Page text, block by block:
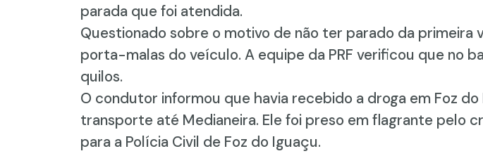
parada que foi atendida.
Questionado sobre o motivo de não ter parado da primeira
porta-malas do veículo. A equipe da PRF verificou que no
quilos.
O condutor informou que havia recebido a droga em Foz
transporte até Medianeira. Ele foi preso em flagrante pelo
para a Polícia Civil de Foz do Iguaçu.